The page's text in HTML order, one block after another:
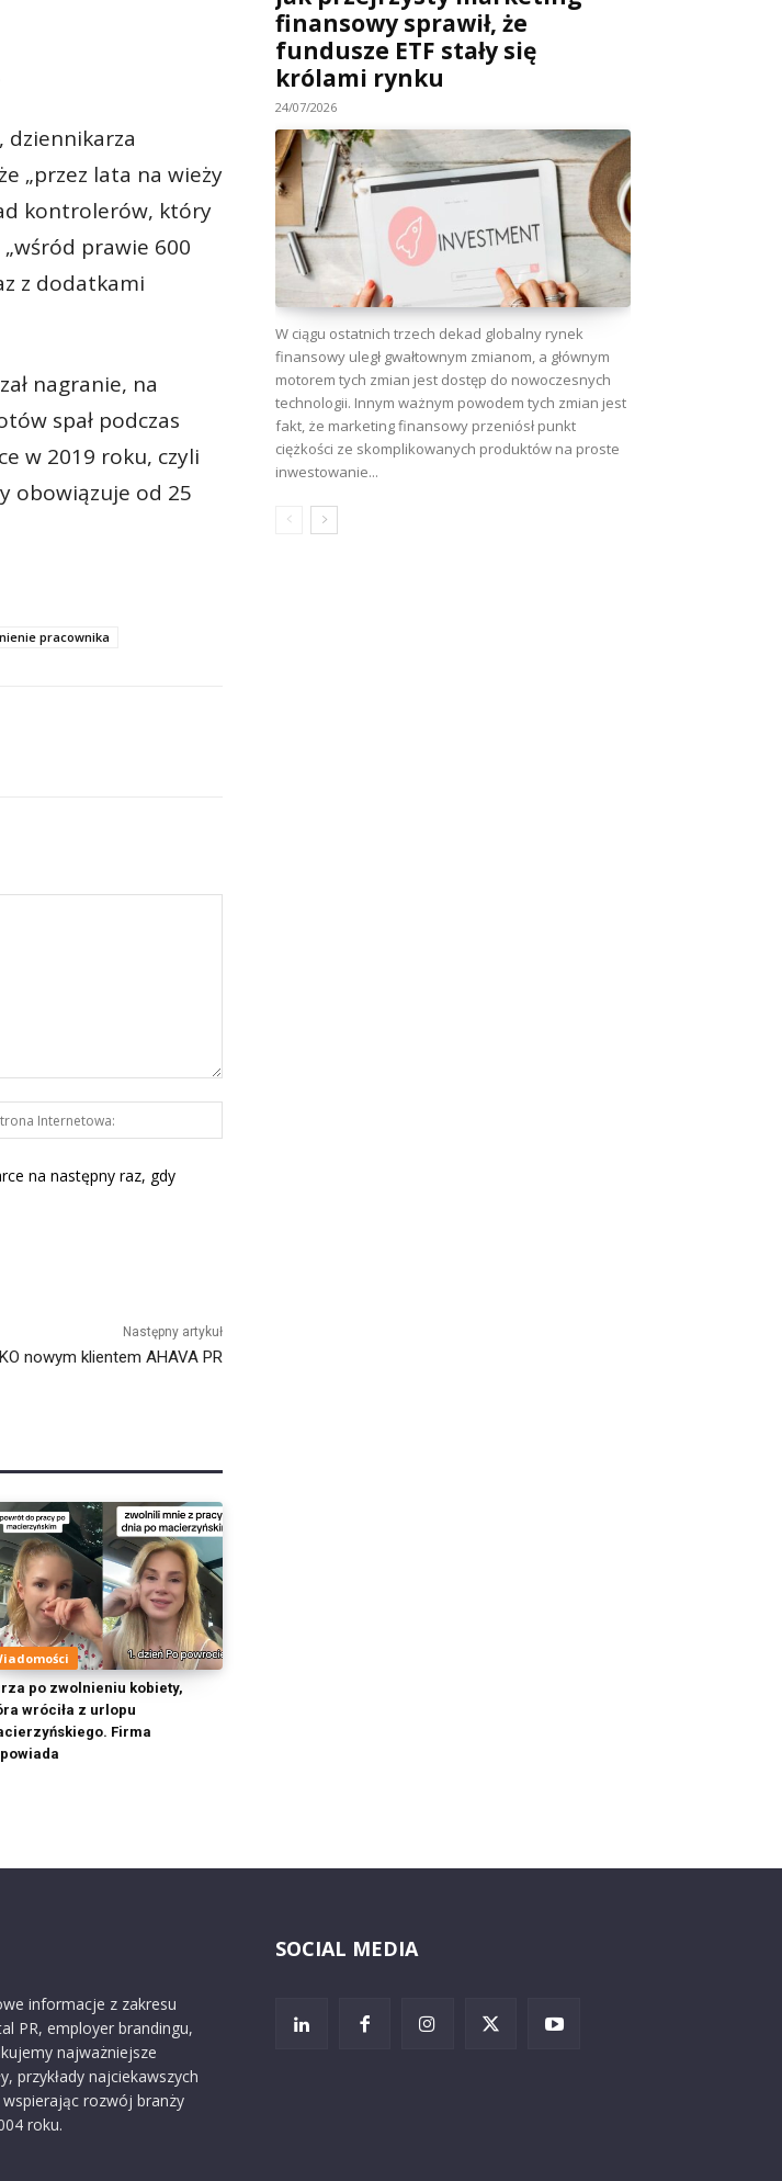
dziennikarza
„przez lata na wieży
kontrolerów, który
prawie 600
z dodatkami
nagranie, na
spał podczas
w 2019 roku, czyli
obowiązuje od 25
pracownika
Internetowa:
na następny raz, gdy
Następny artykuł
nowym klientem AHAVA PR
po zwolnieniu kobiety,
wróciła z urlopu
Firma
finansowy sprawił, że
fundusze ETF stały się
królami rynku
24/07/2026
W ciągu ostatnich trzech dekad globalny rynek
finansowy uległ gwałtownym zmianom, a głównym
motorem tych zmian jest dostęp do nowoczesnych
technologii. Innym ważnym powodem tych zmian jest
fakt, że marketing finansowy przeniósł punkt
ciężkości ze skomplikowanych produktów na proste
inwestowanie...
informacje z zakresu
PR, employer brandingu,
najważniejsze
przykłady najciekawszych
rozwój branży
roku.
SOCIAL MEDIA